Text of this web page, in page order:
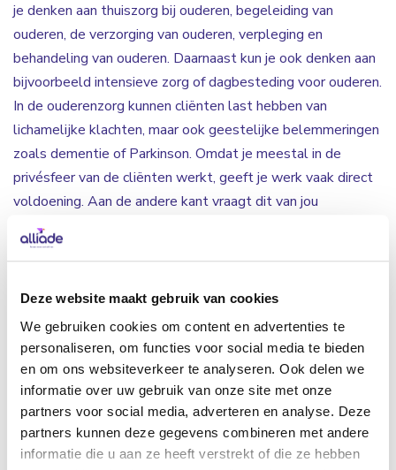
Deze website maakt gebruik van cookies
We gebruiken cookies om content en advertenties te
personaliseren, om functies voor social media te bieden
en om ons websiteverkeer te analyseren. Ook delen we
informatie over uw gebruik van onze site met onze
partners voor social media, adverteren en analyse. Deze
partners kunnen deze gegevens combineren met andere
informatie die u aan ze heeft verstrekt of die ze hebben
je denken aan thuiszorg bij ouderen, begeleiding van
ouderen, de verzorging van ouderen, verpleging en
behandeling van ouderen. Daarnaast kun je ook denken aan
bijvoorbeeld intensieve zorg of dagbesteding voor ouderen.
In de ouderenzorg kunnen cliënten last hebben van
lichamelijke klachten, maar ook geestelijke belemmeringen
zoals dementie of Parkinson. Omdat je meestal in de
privésfeer van de cliënten werkt, geeft je werk vaak direct
voldoening. Aan de andere kant vraagt dit van jou
zelfstandigheid, creativiteit en flexibiliteit om in te spelen
op onverwachte situaties. Verder kun jij je inleven in de
anders loopt hanteer je op een goede manier de werkwijze
van Alliade waardoor de dag blijft verlopen zoals men
gewend is. Zo zorg je voor structuur en veiligheid bij de
cliënten. Om de dag tot een succes te maken, is het
samenwerken met je directe collega’s erg belangrijk.
Welk werk kun je doen in de